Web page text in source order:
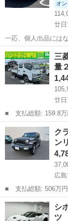
オ
廿
一応、個人出品には
車整備士ですので車
す。 平成26年式、マ
馬力になります。 ベ
広島 廿日市市
三
量
廿
■ 支払総額: 159.8万円 ■ 車両本体価格： 1,448,000 円 ■ メーカ
ー名： 三菱ふそう
キャブ全低床 積載
ヒーター...
広島 廿日市市
ク
ン
広
■ 支払総額: 506万円 ■ 車両本体価格： 4,780,000 円 ■ メーカー
名： クライスラー
リミテッド ■ グ
ア...
広島 広島市
シ
ツ